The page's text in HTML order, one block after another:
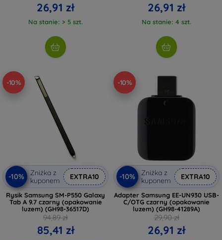
26,91 zł
Na stanie: > 5 szt.
26,91 zł
Na stanie: 4 szt.
-10%
-10%
Zniżka z
kuponem
EXTRA10
Rysik Samsung SM-P550 Galaxy
Tab A 9.7 czarny (opakowanie
luzem) (GH98-36517D)
94,89 zł
85,41 zł
-10%
-10%
Zniżka z
kuponem
EXTRA10
Adapter Samsung EE-UN930 USB-
C/OTG czarny (opakowanie
luzem) (GH98-41289A)
29,90 zł
26,91 zł